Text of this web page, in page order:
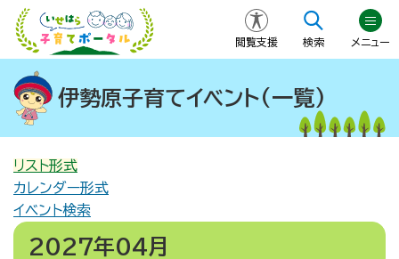
閲覧支援 検索 メニュー
伊勢原子育てイベント(一覧)
リスト形式
カレンダー形式
イベント検索
2027年04月